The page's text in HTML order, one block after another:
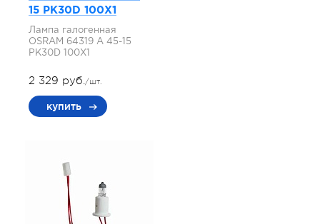
15 PK30D 100X1
Лампа галогенная
OSRAM 64319 A 45-15
PK30D 100X1
2 329 руб./шт.
купить